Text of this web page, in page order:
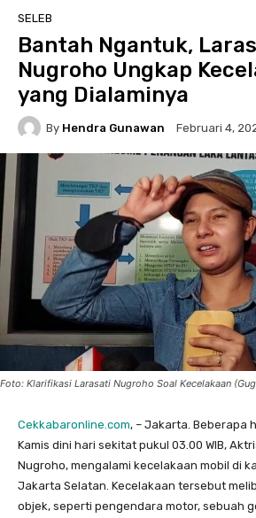
SELEB
Bantah Ngantuk,
Nugroho Ungkap
yang Dialaminya
By Hendra Gunawan Februari 4,
Foto: Klarifikasi Larasati Nugroho Soal Kecelakaan
Cekkabaronline.com, – Jakarta. Beberapa
Kamis dini hari sekitat pukul 03.00 WIB,
Nugroho, mengalami kecelakaan mobil di
Jakarta Selatan. Kecelakaan tersebut
objek, seperti pengendara motor, sebuah